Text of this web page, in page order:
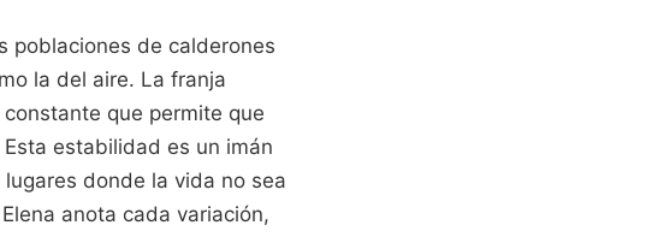
poblaciones de calderones
la del aire. La franja
que permite que
estabilidad es un imán
donde la vida no sea
anota cada variación,